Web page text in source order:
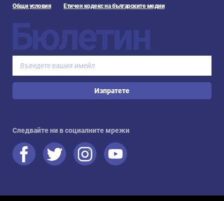
Общи условия Етичен кодекс на българските медии
Бюлетин
Изпратете
Следвайте ни в социалните мрежи